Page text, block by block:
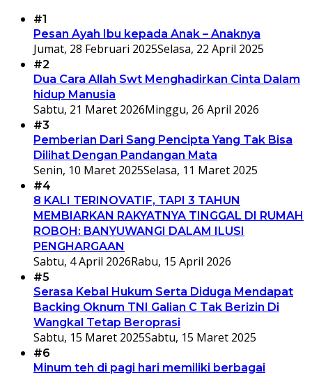
#1
Pesan Ayah Ibu kepada Anak – Anaknya
Jumat, 28 Februari 2025Selasa, 22 April 2025
#2
Dua Cara Allah Swt Menghadirkan Cinta Dalam
hidup Manusia
Sabtu, 21 Maret 2026Minggu, 26 April 2026
#3
Pemberian Dari Sang Pencipta Yang Tak Bisa
Dilihat Dengan Pandangan Mata
Senin, 10 Maret 2025Selasa, 11 Maret 2025
#4
8 KALI TERINOVATIF, TAPI 3 TAHUN
MEMBIARKAN RAKYATNYA TINGGAL DI RUMAH
ROBOH: BANYUWANGI DALAM ILUSI
PENGHARGAAN
Sabtu, 4 April 2026Rabu, 15 April 2026
#5
Serasa Kebal Hukum Serta Diduga Mendapat
Backing Oknum TNI Galian C Tak Berizin Di
Wangkal Tetap Beroprasi
Sabtu, 15 Maret 2025Sabtu, 15 Maret 2025
#6
Minum teh di pagi hari memiliki berbagai